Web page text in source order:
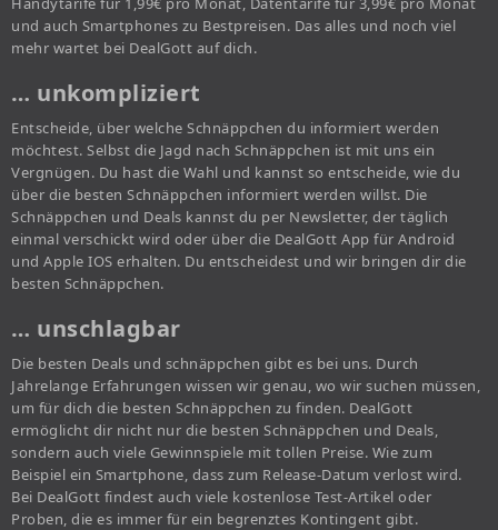
und auch Smartphones zu Bestpreisen. Das alles und noch viel
mehr wartet bei DealGott auf dich.
… unkompliziert
Entscheide, über welche Schnäppchen du informiert werden
möchtest. Selbst die Jagd nach Schnäppchen ist mit uns ein
Vergnügen. Du hast die Wahl und kannst so entscheide, wie du
über die besten Schnäppchen informiert werden willst. Die
Schnäppchen und Deals kannst du per Newsletter, der täglich
einmal verschickt wird oder über die DealGott App für Android
und Apple IOS erhalten. Du entscheidest und wir bringen dir die
besten Schnäppchen.
… unschlagbar
Die besten Deals und schnäppchen gibt es bei uns. Durch
Jahrelange Erfahrungen wissen wir genau, wo wir suchen müssen,
um für dich die besten Schnäppchen zu finden. DealGott
ermöglicht dir nicht nur die besten Schnäppchen und Deals,
sondern auch viele Gewinnspiele mit tollen Preise. Wie zum
Beispiel ein Smartphone, dass zum Release-Datum verlost wird.
Bei DealGott findest auch viele kostenlose Test-Artikel oder
Proben, die es immer für ein begrenztes Kontingent gibt.